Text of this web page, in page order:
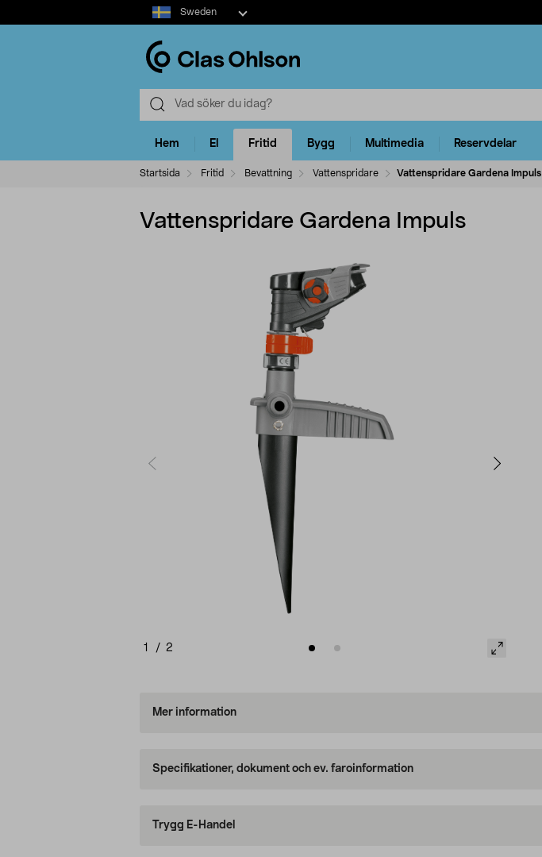
Select
market
Sweden
Hem El Fritid Bygg Multimedia Reservdelar
Startsida Fritid Bevattning Vattenspridare Vattenspridare Gardena Impuls
Vattenspridare Gardena Impuls
1 / 2
Mer information
Specifikationer, dokument och ev. faroinformation
Trygg E-Handel